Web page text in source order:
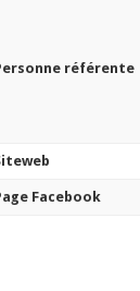
référente
Facebook